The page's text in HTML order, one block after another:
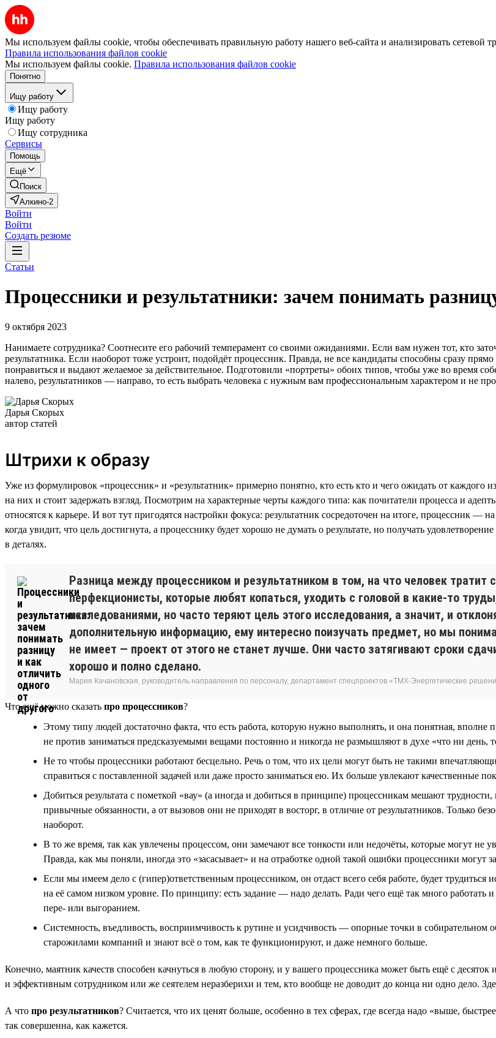
Мы используем файлы cookie, чтобы обеспечивать правильную работу нашего веб-сайта и анализировать сетевой
Правила использования файлов cookie
Мы используем файлы cookie. Правила использования файлов cookie
Понятно
Ищу работу
Ищу работу
Ищу работу
Ищу сотрудника
Сервисы
Помощь
Ещё
Поиск
Алкино-2
Войти
Войти
Создать резюме
Статьи
Процессники и результатники: зачем понимать
9 октября 2023
Нанимаете сотрудника? Соотнесите его рабочий темперамент со своими ожиданиями. Если вам нужен тот, кто
результатника. Если наоборот тоже устроит, подойдёт процессник. Правда, не все кандидаты способны сразу
понравиться и выдают желаемое за действительное. Подготовили «портреты» обоих типов, чтобы уже во время
налево, результатников — направо, то есть выбрать человека с нужным вам профессиональным характером и не
Дарья Скорых
автор статей
Штрихи к образу
Уже из формулировок «процессник» и «результатник» примерно понятно, кто есть кто и чего ожидать от
на них и стоит задержать взгляд. Посмотрим на характерные черты каждого типа: как почитатели процесса и
относятся к карьере. И вот тут пригодятся настройки фокуса: результатник сосредоточен на итоге, процессник —
когда увидит, что цель достигнута, а процесснику будет хорошо не думать о результате, но получать
в деталях.
Разница между процессником и результатником в том, на что человек тратит
перфекционисты, которые любят копаться, уходить с головой в какие-то
исследованиями, но часто теряют цель этого исследования, а значит, и
дополнительную информацию, ему интересно поизучать предмет, но мы
не имеет — проект от этого не станет лучше. Они часто затягивают сроки
хорошо и полно сделано.
Мария Качановская, руководитель направления по персоналу, департамент спецпроектов «ТМХ-Энергетические
Что ещё можно сказать про процессников?
Этому типу людей достаточно факта, что есть работа, которую нужно выполнять, и она понятная, вполне
не против заниматься предсказуемыми вещами постоянно и никогда не размышляют в духе «что ни день,
Не то чтобы процессники работают бесцельно. Речь о том, что их цели могут быть не такими
справиться с поставленной задачей или даже просто заниматься ею. Их больше увлекают качественные
Добиться результата с пометкой «вау» (а иногда и добиться в принципе) процессникам мешают
привычные обязанности, а от вызовов они не приходят в восторг, в отличие от результатников. Только
наоборот.
В то же время, так как увлечены процессом, они замечают все тонкости или недочёты, которые могут
Правда, как мы поняли, иногда это «засасывает» и на отработке одной такой ошибки процессники могут
Если мы имеем дело с (гипер)ответственным процессником, он отдаст всего себя работе, будет трудиться
на её самом низком уровне. По принципу: есть задание — надо делать. Ради чего ещё так много работать
пере- или выгоранием.
Системность, въедливость, восприимчивость к рутине и усидчивость — опорные точки в собирательном
старожилами компаний и знают всё о том, как те функционируют, и даже немного больше.
Конечно, маятник качеств способен качнуться в любую сторону, и у вашего процессника может быть ещё с
и эффективным сотрудником или же сеятелем неразберихи и тем, кто вообще не доводит до конца ни одно дело.
А что про результатников? Считается, что их ценят больше, особенно в тех сферах, где всегда надо «выше,
так совершенна, как кажется.